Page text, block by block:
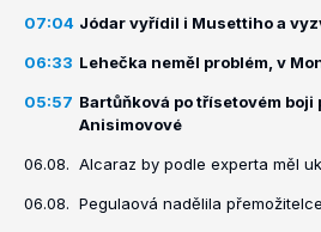
07:04 Jódar vyřídil i Musettiho a
06:33 Lehečka neměl problém, v
05:57 Bartůňková po třísetovém boji
Anisimovové
06.08. Alcaraz by podle experta měl
06.08. Pegulaová nadělila